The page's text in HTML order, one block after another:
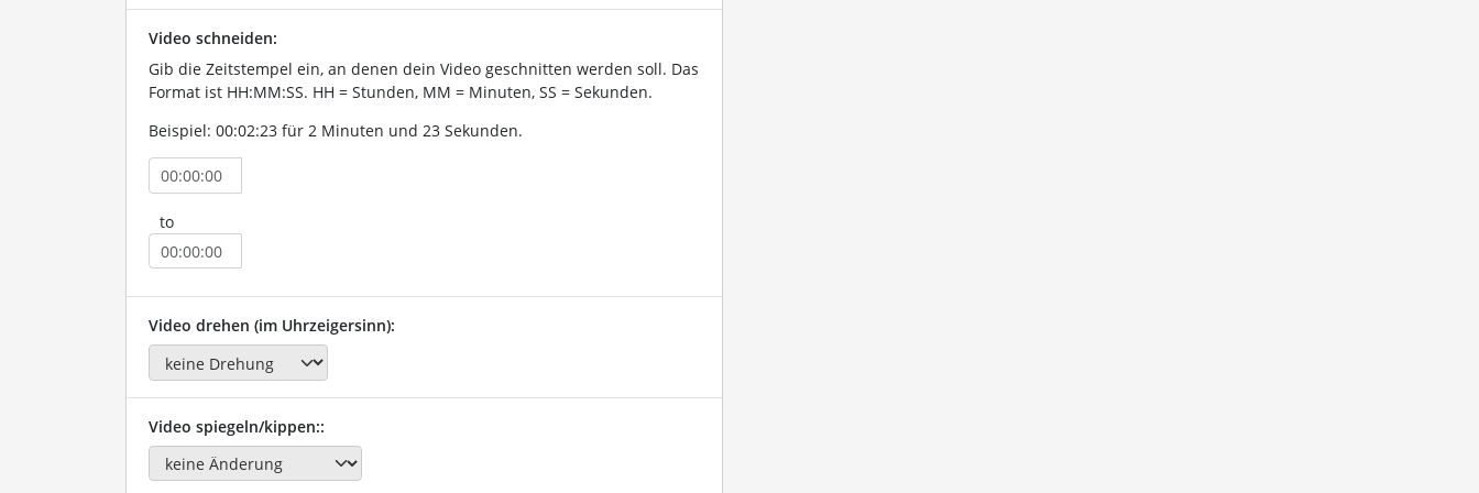
Video schneiden:
Gib die Zeitstempel ein, an denen dein Video geschnitten werden soll. Das
Format ist HH:MM:SS. HH = Stunden, MM = Minuten, SS = Sekunden.
Beispiel: 00:02:23 für 2 Minuten und 23 Sekunden.
to
Video drehen (im Uhrzeigersinn):
Video spiegeln/kippen::